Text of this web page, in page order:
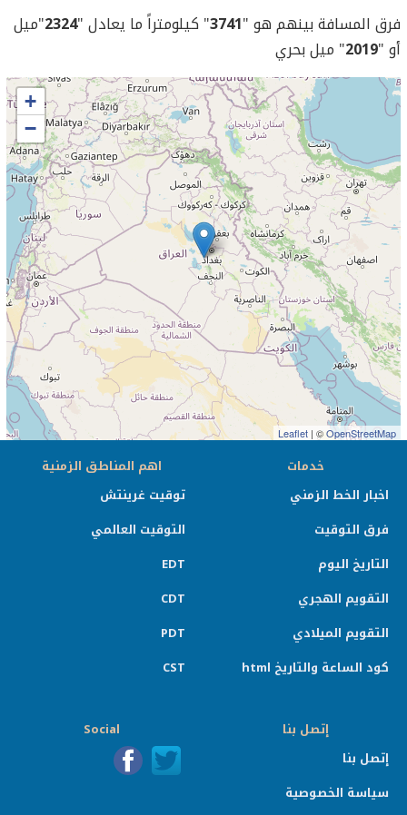
فرق المسافة بينهم هو "3741" كيلومتراً ما يعادل "2324"ميل
أو "2019" ميل بحري
+
−
Leaflet | ©OpenStreetMap
خدمات
اخبار الخط الزمني
فرق التوقيت
التاريخ اليوم
التقويم الهجري
التقويم الميلادي
كود الساعة والتاريخ html
اهم المناطق الزمنية
توقيت غرينتش
التوقيت العالمي
EDT
CDT
PDT
CST
إتصل بنا
إتصل بنا
سياسة الخصوصية
Social